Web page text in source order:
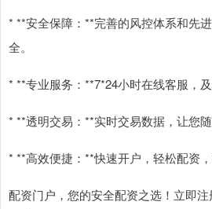
* **安全保障：**完善的风控体系和先
全。
* **专业服务：**7*24小时在线客服，及
* **透明交易：**实时交易数据，让您随
* **高效便捷：**快速开户，轻松配资，
配资门户，您的安全配资之选！立即